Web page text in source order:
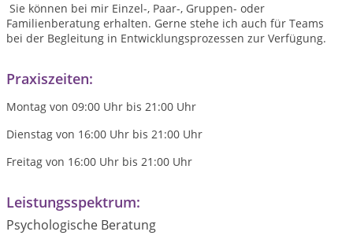
Sie können bei mir Einzel-, Paar-, Gruppen- oder
Familienberatung erhalten. Gerne stehe ich auch für Teams
bei der Begleitung in Entwicklungsprozessen zur Verfügung.
Praxiszeiten:
Montag von 09:00 Uhr bis 21:00 Uhr
Dienstag von 16:00 Uhr bis 21:00 Uhr
Freitag von 16:00 Uhr bis 21:00 Uhr
Leistungsspektrum:
Psychologische Beratung